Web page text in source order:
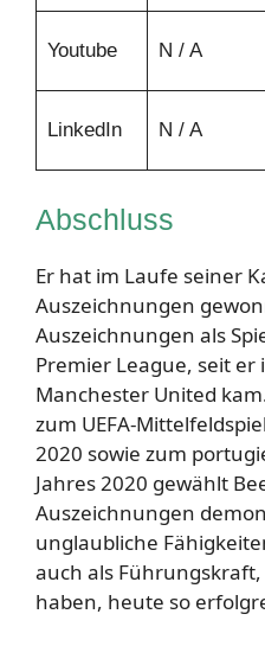
Youtube N / A
LinkedIn N / A
Abschluss
Er hat im Laufe seiner
Auszeichnungen
Auszeichnungen als
Premier League, seit er
Manchester United
zum UEFA-
2020 sowie zum
Jahres 2020 gewählt
Auszeichnungen
unglaubliche
auch als
haben, heute so